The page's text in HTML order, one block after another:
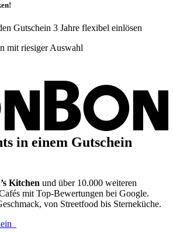
Gutschein 3 Jahre flexibel einlösen
in einem Gutschein
Kitchen und über 10.000 weiteren
mit Top-Bewertungen bei Google.
von Streetfood bis Sterneküche.